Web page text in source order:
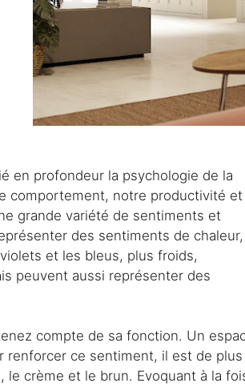
en profondeur la psychologie de la
comportement, notre productivité et
grande variété de sentiments et
des sentiments de chaleur,
et les bleus, plus froids,
peuvent aussi représenter des
compte de sa fonction. Un
renforcer ce sentiment, il est de plus
crème et le brun. Evoquant à la